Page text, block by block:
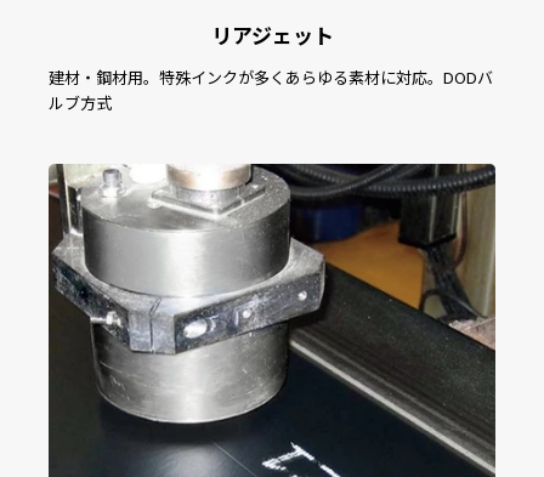
リアジェット
建材・鋼材用。特殊インクが多くあらゆる素材に対応。DODバ
ルブ方式